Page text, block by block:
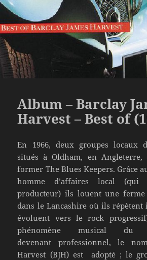
Album – Barclay
Harvest – Best of
En 1966, deux groupes locaux
situés à Oldham, en
former The Blues Keepers. Grâce
homme d’affaires local
producteur) ils louent une
dans le Lancashire où ils répètent
évoluent vers le rock
phénomène musical du
devenant professionnel, le
Harvest (BJH) est adopté ; le